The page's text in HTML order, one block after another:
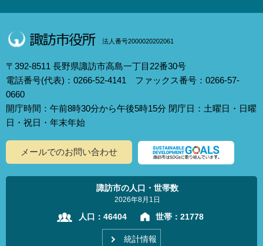
法人番号2000020202061
〒392-8511 長野県諏訪市高島一丁目22番30号
電話番号(代表)：0266-52-4141 ファックス番号：0266-57-
0660
開庁時間：午前8時30分から午後5時15分 閉庁日：土曜日・日曜
日・祝日・年末年始
メールでのお問い合わせ
諏訪市の人口・世帯数
2026年8月1日
人口： 46404 世帯： 21778
統計情報